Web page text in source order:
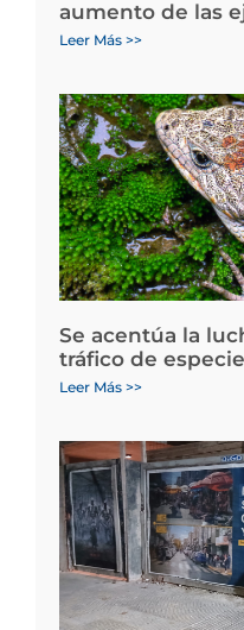
aumento de las
Leer Más >>
Se acentúa la
tráfico de
Leer Más >>